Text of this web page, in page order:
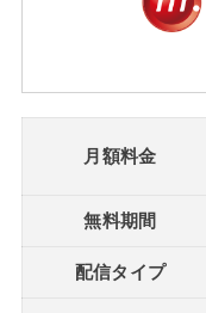
月額料金
無料期間
配信タイプ